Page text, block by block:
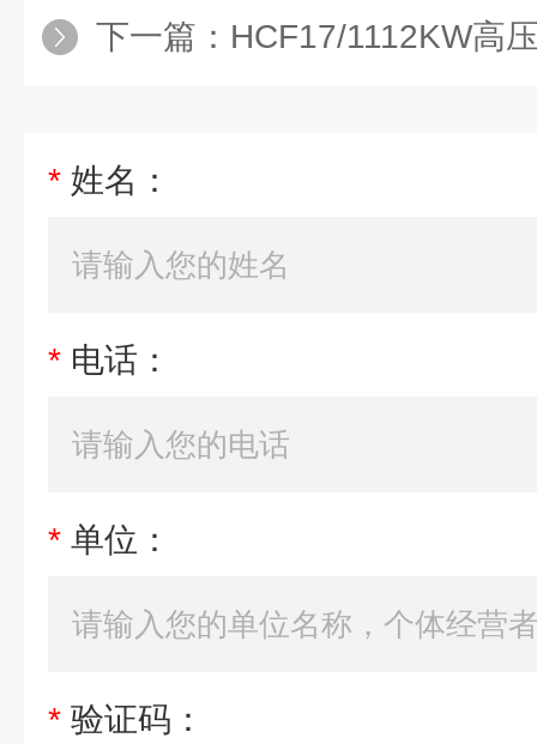
下一篇： HCF17/1112KW高
* 姓名：
* 电话：
* 单位：
* 验证码：